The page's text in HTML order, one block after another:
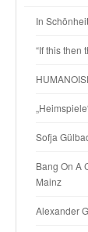
In
“If this then
Sofja
Bang On A
Mainz
Alexander